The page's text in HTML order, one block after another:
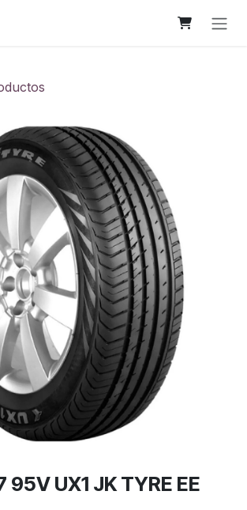
95V UX1 JK TYRE EE